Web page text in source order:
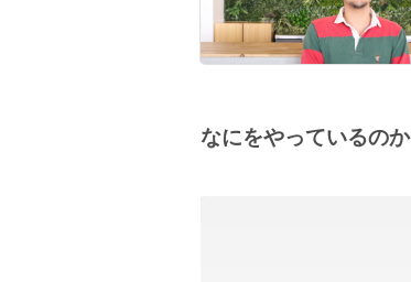
なにをやっているのか